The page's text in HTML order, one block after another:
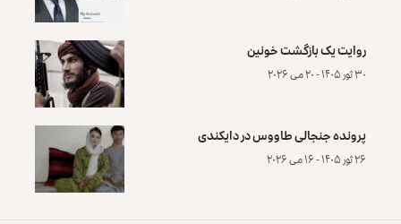
روایت یک بازگشت خونین
۳۰ ثور ۱۴۰۵ - ۲۰ می ۲۰۲۶
پرونده‌ جنجالی طاووس در دایکندی
۲۶ ثور ۱۴۰۵ - ۱۶ می ۲۰۲۶